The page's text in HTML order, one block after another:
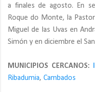
a finales de agosto. En
Roque do Monte, la
Miguel de las Uvas en
Simón y en diciembre el
MUNICIPIOS CERCANOS:
Ribadumia, Cambados